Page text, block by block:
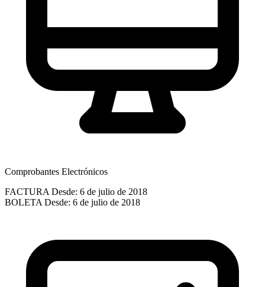
Comprobantes Electrónicos
FACTURA Desde: 6 de julio de 2018
BOLETA Desde: 6 de julio de 2018